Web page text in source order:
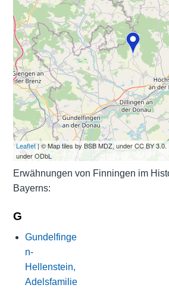
Leaflet| © Map tiles by BSB MDZ, under CC BY 3.0.
under ODbL
Erwähnungen von Finningen im
Bayerns:
G
Gundelfinge
n-
Hellenstein,
Adelsfamilie